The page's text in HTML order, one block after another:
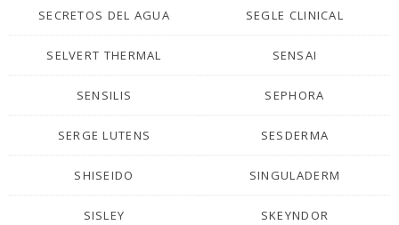
SECRETOS DEL AGUA SEGLE CLINICAL
SELVERT THERMAL SENSAI
SENSILIS SEPHORA
SERGE LUTENS SESDERMA
SHISEIDO SINGULADERM
SISLEY SKEYNDOR